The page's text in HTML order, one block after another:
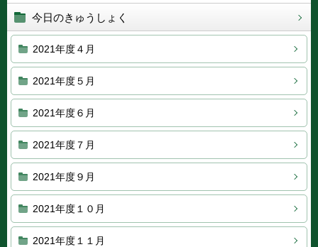
今日のきゅうしょく
2021年度４月
2021年度５月
2021年度６月
2021年度７月
2021年度９月
2021年度１０月
2021年度１１月